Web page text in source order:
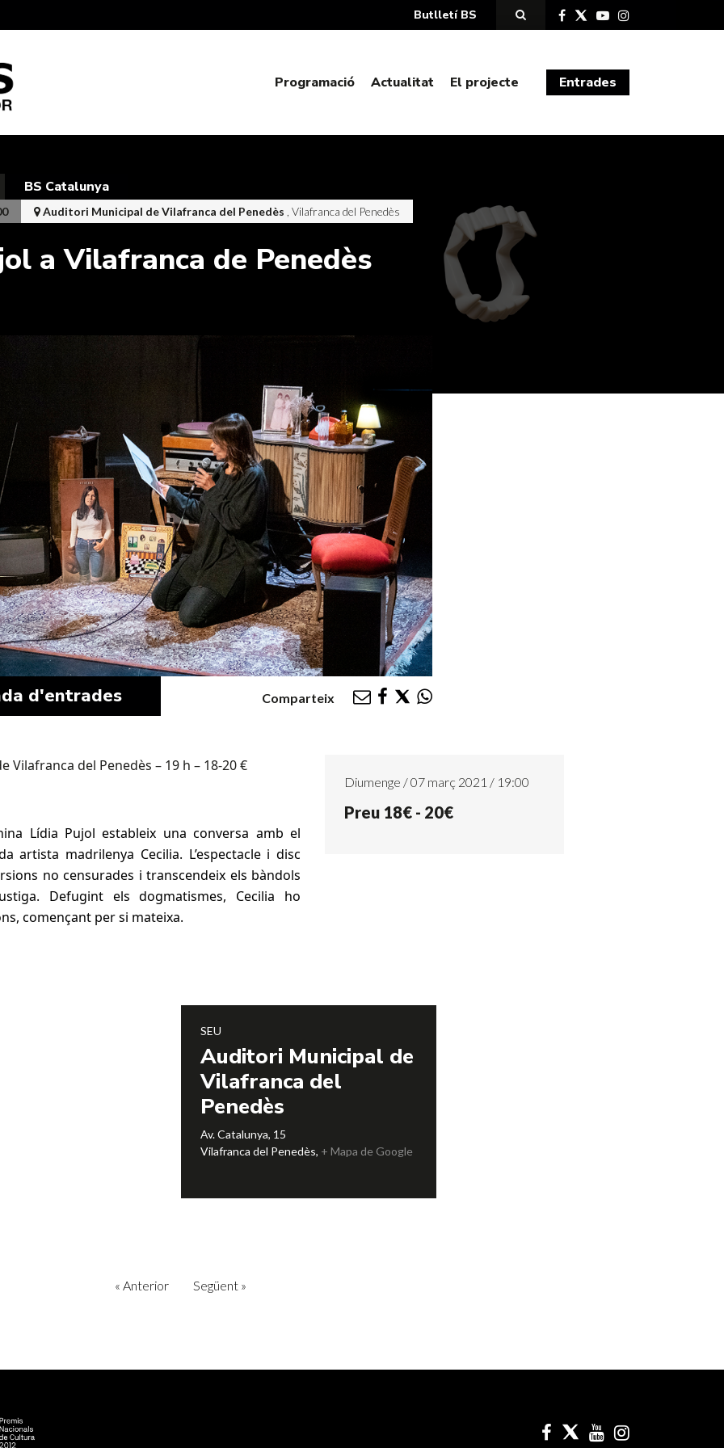
Butlletí BS
Programació Actualitat El projecte Entrades
BS Catalunya
Auditori Municipal de Vilafranca del Penedès , Vilafranca del Penedès
a Vilafranca de Penedès
d'entrades Comparteix
Vilafranca del Penedès – 19 h – 18-20 €
Lídia Pujol estableix una conversa amb el
artista madrilenya Cecilia. L’espectacle i disc
no censurades i transcendeix els bàndols
Defugint els dogmatismes, Cecilia ho
començant per si mateixa.
Diumenge / 07 març 2021 / 19:00
Preu 18€ - 20€
SEU
Auditori Municipal de
Vilafranca del
Penedès
Av. Catalunya, 15
Vilafranca del Penedès, + Mapa de Google
« Anterior Següent »